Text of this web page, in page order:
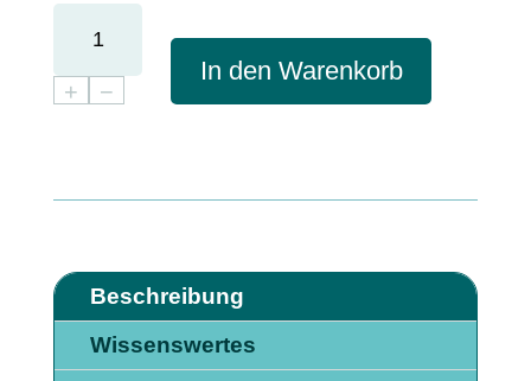
MENGE
+ −
In den Warenkorb
Beschreibung
Wissenswertes